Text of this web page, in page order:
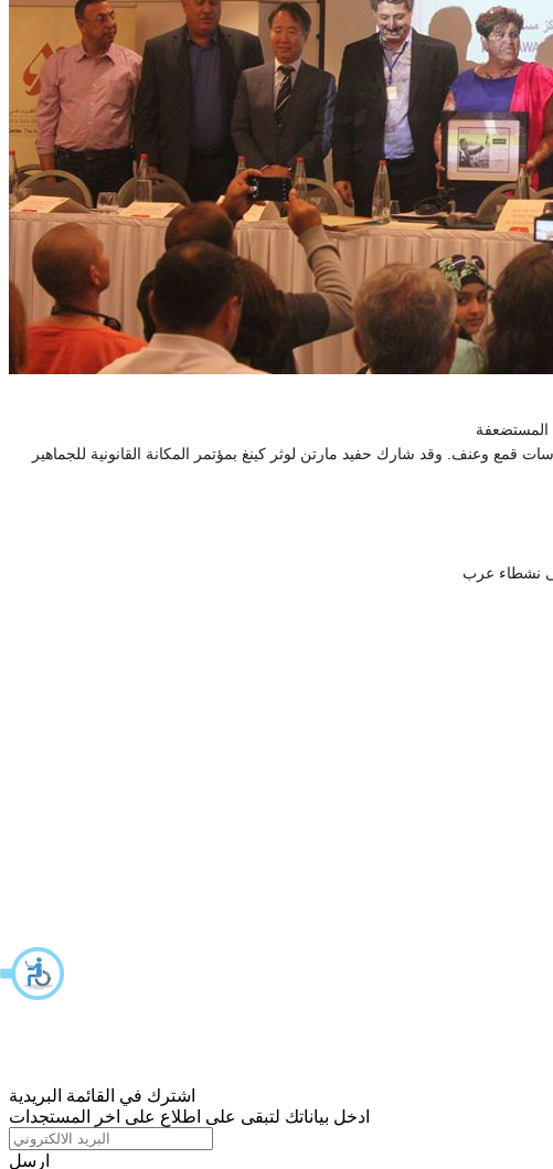
لسياسات قمع وعنف. وقد شارك حفيد مارتن لوثر كينغ بمؤتمر المكانة القانونية للجماهير
اشترك في القائمة البريدية
ادخل بياناتك لتبقى على اطلاع على اخر المستجدات
ارسل